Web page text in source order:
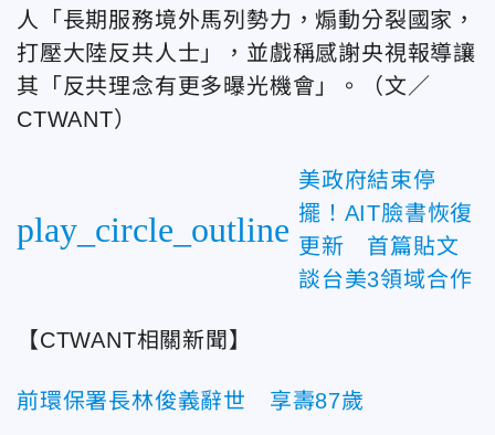
人「長期服務境外馬列勢力，煽動分裂國家，
打壓大陸反共人士」，並戲稱感謝央視報導讓
其「反共理念有更多曝光機會」。（文／
CTWANT）
play_circle_outline
美政府結束停
擺！AIT臉書恢復
更新 首篇貼文
談台美3領域合作
【CTWANT相關新聞】
前環保署長林俊義辭世 享壽87歲